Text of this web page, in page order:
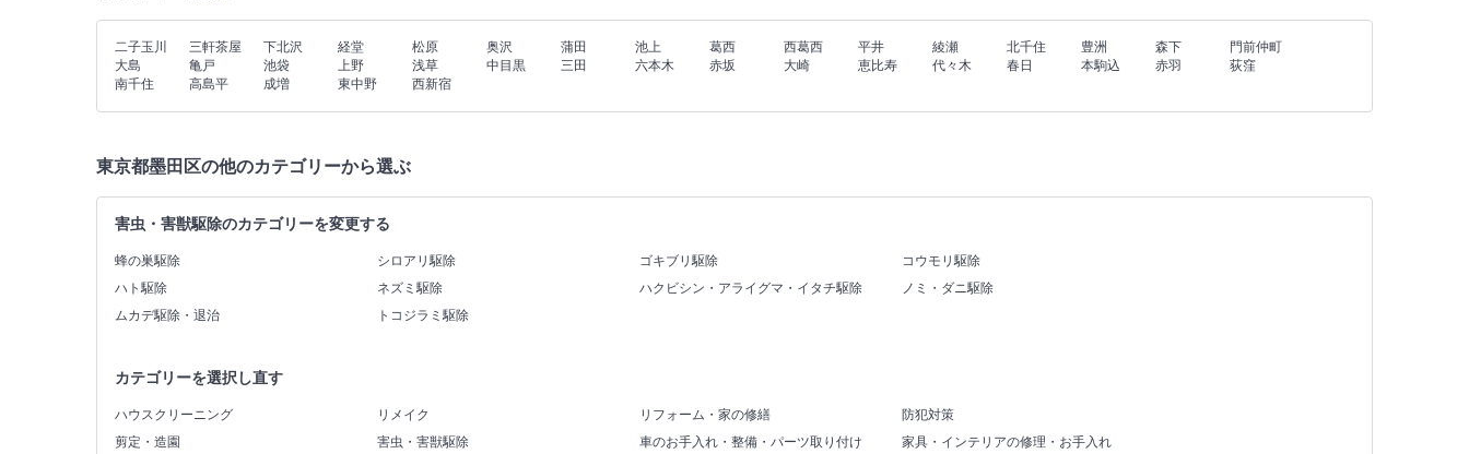
二子玉川 三軒茶屋 下北沢 経堂 松原 奥沢 蒲田 池上 葛西 西葛西 平井 綾瀬 北千住 豊洲 森下
門前仲町
大島
亀戸 池袋 上野 浅草 中目黒 三田 六本木 赤坂 大崎 恵比寿 代々木 春日 本駒込 赤羽
荻窪
南千住
高島平 成増 東中野 西新宿
東京都墨田区の他のカテゴリーから選ぶ
害虫・害獣駆除のカテゴリーを変更する
蜂の巣駆除 シロアリ駆除 ゴキブリ駆除
コウモリ駆除
ハト駆除
ネズミ駆除 ハクビシン・アライグマ・イタチ駆除
ノミ・ダニ駆除
ムカデ駆除・退治
トコジラミ駆除
カテゴリーを選択し直す
ハウスクリーニング リメイク リフォーム・家の修繕
防犯対策
剪定・造園
害虫・害獣駆除 車のお手入れ・整備・パーツ取り付け
家具・インテリアの修理・お手入れ